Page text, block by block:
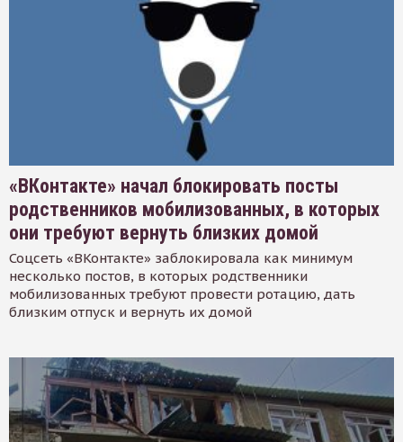
«ВКонтакте» начал блокировать посты
родственников мобилизованных, в которых
они требуют вернуть близких домой
Соцсеть «ВКонтакте» заблокировала как минимум
несколько постов, в которых родственники
мобилизованных требуют провести ротацию, дать
близким отпуск и вернуть их домой